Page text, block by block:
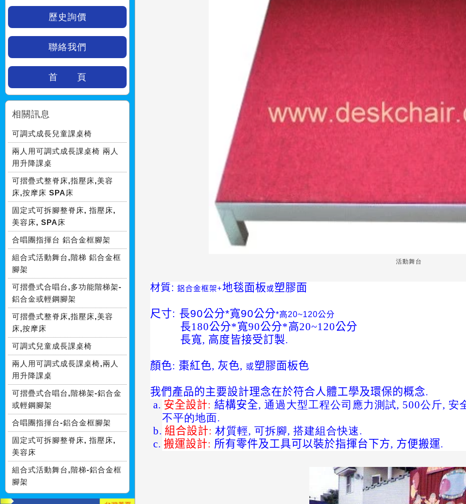
活動舞台
材質: 鋁合金框架+地毯面板或塑膠面
尺寸: 長90公分*寬90公分*高20~120公分
長180公分*寬90公分*高20~120公分
長寬, 高度皆接受訂製.
顏色: 棗紅色, 灰色, 或塑膠面板色
我們產品的主要設計理念在於符合人體工學及環保的概念.
a. 安全設計: 結構安全, 通過大型工程公司應力測試, 500公斤,
不平的地面.
b. 組合設計: 材質輕, 可拆腳, 搭建組合快速.
c. 搬運設計: 所有零件及工具可以裝於指揮台下方, 方便搬運.
歷史詢價
聯絡我們
首 頁
相關訊息
可調式成長兒童課桌椅
兩人用可調式成長課桌椅 兩人
用升降課桌
可摺疊式整脊床,指壓床,美容
床,按摩床 SPA床
固定式可拆腳整脊床, 指壓床,
美容床, SPA床
合唱團指揮台 鋁合金框腳架
組合式活動舞台,階梯 鋁合金框
腳架
可摺疊式合唱台,多功能階梯架-
鋁合金或輕鋼腳架
可摺疊式整脊床,指壓床,美容
床,按摩床
可調式兒童成長課桌椅
兩人用可調式成長課桌椅,兩人
用升降課桌
可摺疊式合唱台,階梯架-鋁合金
或輕鋼腳架
合唱團指揮台-鋁合金框腳架
固定式可拆腳整脊床, 指壓床,
美容床
組合式活動舞台,階梯-鋁合金框
腳架